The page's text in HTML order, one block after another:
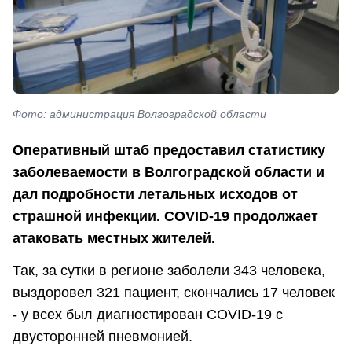
Фото: администрация Волгоградской области
Оперативный штаб предоставил статистику
заболеваемости в Волгоградской области и
дал подробности летальных исходов от
страшной инфекции. COVID-19 продолжает
атаковать местных жителей.
Так, за сутки в регионе заболели 343 человека,
выздоровел 321 пациент, скончались 17 человек
- у всех был диагностирован COVID-19 с
двусторонней пневмонией.